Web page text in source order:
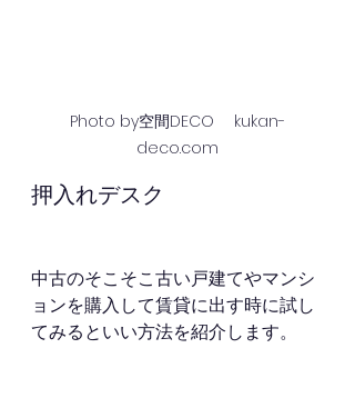
Photo by空間DECO 　kukan-
deco.com
押入れデスク
中古のそこそこ古い戸建てやマンシ
ョンを購入して賃貸に出す時に試し
てみるといい方法を紹介します。